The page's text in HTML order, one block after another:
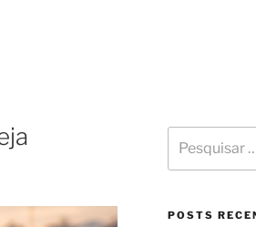
POSTS